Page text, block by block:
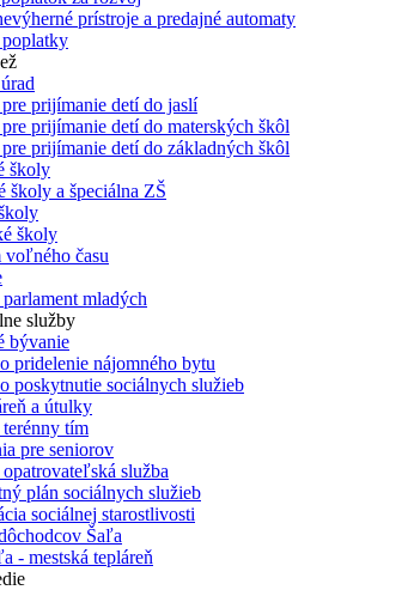
prístroje a predajné automaty
poplatky
prijímanie detí do jaslí
prijímanie detí do materských škôl
prijímanie detí do základných škôl
školy
školy a špeciálna ZŠ
školy
voľného času
mladých
služby
bývanie
pridelenie nájomného bytu
poskytnutie sociálnych služieb
a útulky
tím
pre seniorov
služba
plán sociálnych služieb
sociálnej starostlivosti
Šaľa
- mestská tepláreň